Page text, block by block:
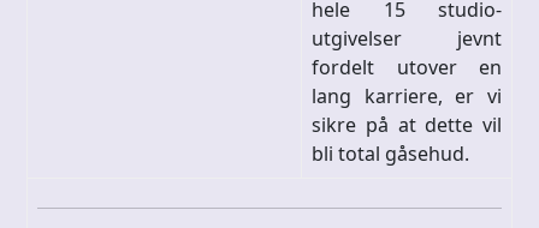
hele 15 studio-
utgivelser jevnt
fordelt utover en
lang karriere, er vi
sikre på at dette vil
bli total gåsehud.